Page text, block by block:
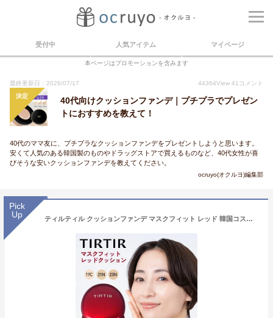
受付中 人気アイテム マイページ
本ページはプロモーションを含みます
最終更新日：2026/07/17 44364View 41 コメント
決定
40代向けクッションファンデ｜プチプラでプレゼン
トにおすすめを教えて！
40代のママ友に、プチプラなクッションファンデをプレゼントしようと思います。
安くて人気のある韓国製のものやドラッグストアで買えるものなど、40代女性が喜
びそうな安いクッションファンデを教えてください。
ocruyo(オクルヨ)編集部
Pick
Up
ティルティル クッションファンデ マスクフィット レッド 韓国コスメ ファンデーション崩れ知らず 美白 うるおい 保湿 ハリ ツヤ カバー力 毛穴 皮脂 シミ シワ ほうれい線 肝斑 唇